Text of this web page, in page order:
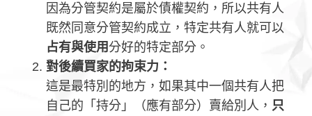
因為分管契約是屬於債權契約，所以共有人
既然同意分管契約成立，特定共有人就可以
占有與使用分好的特定部分。
對後續買家的拘束力：
這是最特別的地方，如果其中一個共有人把
自己的「持分」（應有部分）賣給別人， 只